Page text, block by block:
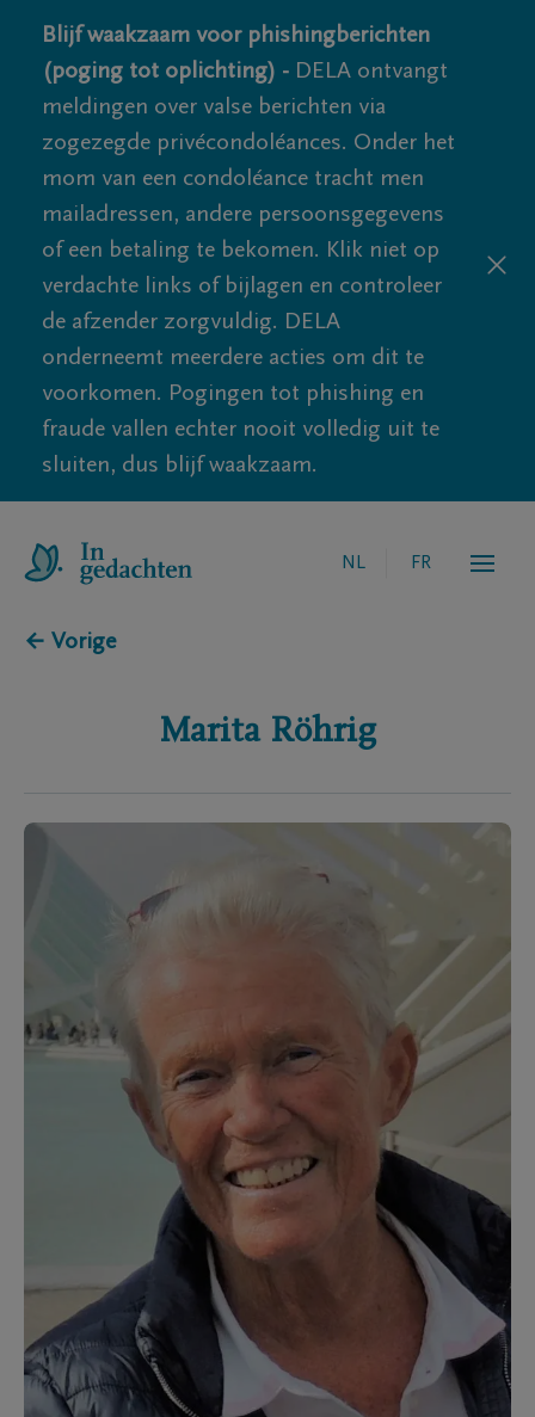
Blijf waakzaam voor phishingberichten
(poging tot oplichting) - DELA ontvangt
meldingen over valse berichten via
zogezegde privécondoléances. Onder het
mom van een condoléance tracht men
mailadressen, andere persoonsgegevens
of een betaling te bekomen. Klik niet op
verdachte links of bijlagen en controleer
de afzender zorgvuldig. DELA
onderneemt meerdere acties om dit te
voorkomen. Pogingen tot phishing en
fraude vallen echter nooit volledig uit te
sluiten, dus blijf waakzaam.
NL FR
← Vorige
Marita Röhrig